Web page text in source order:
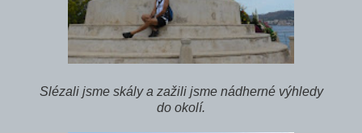
Slézali jsme skály a zažili jsme nádherné výhledy
do okolí.